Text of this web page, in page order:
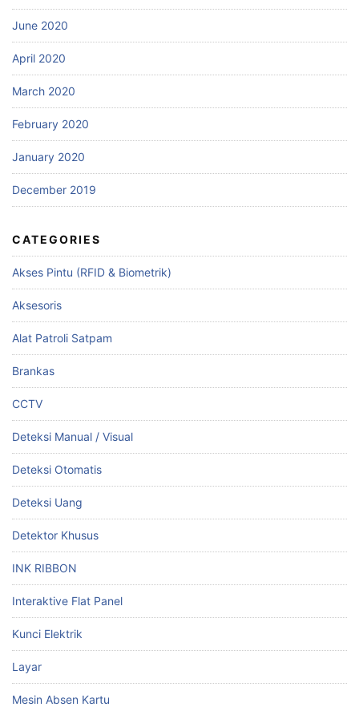
June 2020
April 2020
March 2020
February 2020
January 2020
December 2019
CATEGORIES
Akses Pintu (RFID & Biometrik)
Aksesoris
Alat Patroli Satpam
Brankas
CCTV
Deteksi Manual / Visual
Deteksi Otomatis
Deteksi Uang
Detektor Khusus
INK RIBBON
Interaktive Flat Panel
Kunci Elektrik
Layar
Mesin Absen Kartu